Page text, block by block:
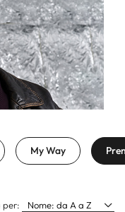
My Way
per: Nome: da A a Z